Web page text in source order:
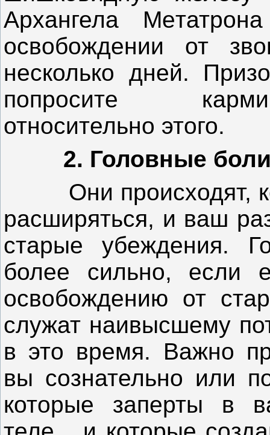
Архангела
освобождении от
несколько дней.
попросите
относительно этого.
2. Головные
Они происходят,
расширяться, и ваш
старые убеждения.
более сильно, если
освобождению от
служат наивысшему
в это время. Важно
вы сознательно или
которые заперты в